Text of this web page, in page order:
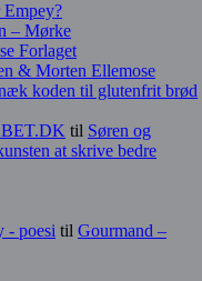
– Mørke
Forlaget
& Morten Ellemose
koden til glutenfrit brød
til Søren og
at skrive bedre
- poesi til Gourmand –